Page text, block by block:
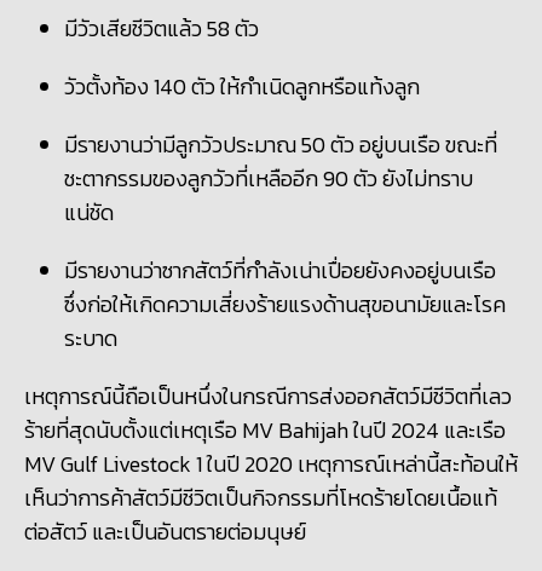
มีวัวเสียชีวิตแล้ว 58ตัว
วัวตั้งท้อง 140ตัว ให้กำเนิดลูกหรือแท้งลูก
มีรายงานว่ามีลูกวัวประมาณ 50ตัว อยู่บนเรือ ขณะที่
ชะตากรรมของลูกวัวที่เหลืออีก90ตัว ยังไม่ทราบ
แน่ชัด
มีรายงานว่าซากสัตว์ที่กำลังเน่าเปื่อยยังคงอยู่บนเรือ
ซึ่งก่อให้เกิดความเสี่ยงร้ายแรงด้านสุขอนามัยและโรค
ระบาด
เหตุการณ์นี้ถือเป็นหนึ่งในกรณีการส่งออกสัตว์มีชีวิตที่เลว
ร้ายที่สุดนับตั้งแต่เหตุเรือ MV Bahijahในปี2024 และเรือ
MV Gulf Livestock 1ในปี2020เหตุการณ์เหล่านี้สะท้อนให้
เห็นว่าการค้าสัตว์มีชีวิตเป็นกิจกรรมที่โหดร้ายโดยเนื้อแท้
ต่อสัตว์ และเป็นอันตรายต่อมนุษย์